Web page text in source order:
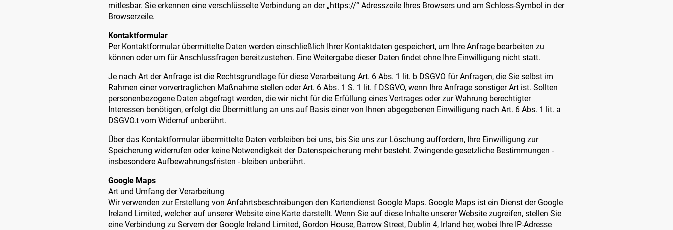
mitlesbar. Sie erkennen eine verschlüsselte Verbindung an der „https://“ Adresszeile Ihres Browsers und am Schloss-Symbol in der
Browserzeile.
Kontaktformular
Per Kontaktformular übermittelte Daten werden einschließlich Ihrer Kontaktdaten gespeichert, um Ihre Anfrage bearbeiten zu
können oder um für Anschlussfragen bereitzustehen. Eine Weitergabe dieser Daten findet ohne Ihre Einwilligung nicht statt.
Je nach Art der Anfrage ist die Rechtsgrundlage für diese Verarbeitung Art. 6 Abs. 1 lit. b DSGVO für Anfragen, die Sie selbst im
Rahmen einer vorvertraglichen Maßnahme stellen oder Art. 6 Abs. 1 S. 1 lit. f DSGVO, wenn Ihre Anfrage sonstiger Art ist. Sollten
personenbezogene Daten abgefragt werden, die wir nicht für die Erfüllung eines Vertrages oder zur Wahrung berechtigter
Interessen benötigen, erfolgt die Übermittlung an uns auf Basis einer von Ihnen abgegebenen Einwilligung nach Art. 6 Abs. 1 lit. a
DSGVO.t vom Widerruf unberührt.
Über das Kontaktformular übermittelte Daten verbleiben bei uns, bis Sie uns zur Löschung auffordern, Ihre Einwilligung zur
Speicherung widerrufen oder keine Notwendigkeit der Datenspeicherung mehr besteht. Zwingende gesetzliche Bestimmungen -
insbesondere Aufbewahrungsfristen - bleiben unberührt.
Google Maps
Art und Umfang der Verarbeitung
Wir verwenden zur Erstellung von Anfahrtsbeschreibungen den Kartendienst Google Maps. Google Maps ist ein Dienst der Google
Ireland Limited, welcher auf unserer Website eine Karte darstellt. Wenn Sie auf diese Inhalte unserer Website zugreifen, stellen Sie
eine Verbindung zu Servern der Google Ireland Limited, Gordon House, Barrow Street, Dublin 4, Irland her, wobei Ihre IP-Adresse